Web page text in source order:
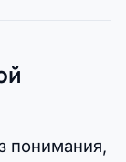
понимания,